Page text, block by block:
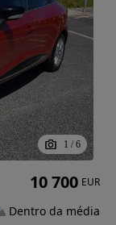
1 / 6
10 700 EUR
Dentro da média